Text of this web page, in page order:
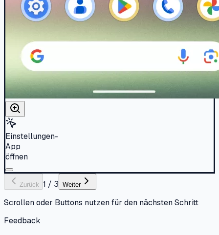
Einstellungen-
App
öffnen
Zurück 1 / 3 Weiter
Scrollen oder Buttons nutzen für den nächsten Schritt
Feedback